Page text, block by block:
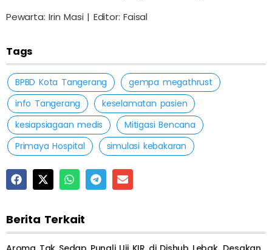
Pewarta: Irin Masi | Editor: Faisal
Tags
BPBD Kota Tangerang
gempa megathrust
info Tangerang
keselamatan pasien
kesiapsiagaan medis
Mitigasi Bencana
Primaya Hospital
simulasi kebakaran
Berita Terkait